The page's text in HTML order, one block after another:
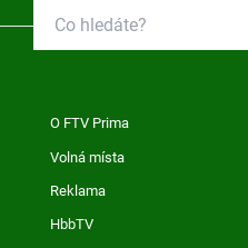
O FTV Prima
Volná místa
Reklama
HbbTV